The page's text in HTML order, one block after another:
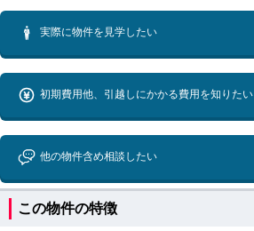
実際に物件を見学したい
初期費用他、引越しにかかる費用を知りたい
他の物件含め相談したい
この物件の特徴